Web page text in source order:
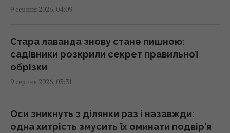
свіжа партія зброї від Туреччини
02:27 неділя, 09 серпня 2026
Один із найближчих соратників Асада
01:58 неділя, 09 серпня 2026
9 серпня 2026, 04:09
Стара лаванда знову стане пишною:
садівники розкрили секрет правильної
обрізки
9 серпня 2026, 03:31
Оси зникнуть з ділянки раз і назавжди:
одна хитрість змусить їх оминати подвір’я